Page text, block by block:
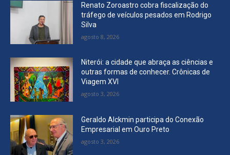
Renato Zoroastro cobra fiscalização do
tráfego de veículos pesados em Rodrigo
Silva
agosto 8, 2026
Niterói: a cidade que abraça as ciências e
outras formas de conhecer. Crônicas de
Viagem XVI
agosto 3, 2026
Geraldo Alckmin participa do Conexão
Empresarial em Ouro Preto
agosto 3, 2026